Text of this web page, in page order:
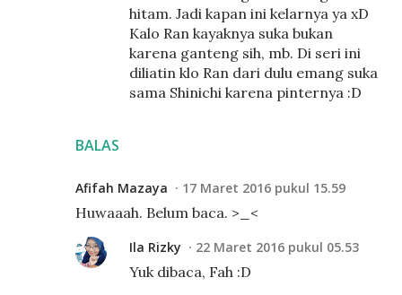
BALAS
hitam. Jadi kapan ini kelarnya ya xD
Kalo Ran kayaknya suka bukan
karena ganteng sih, mb. Di seri ini
diliatin klo Ran dari dulu emang suka
sama Shinichi karena pinternya :D
Afifah Mazaya 17 Maret 2016 pukul 15.59
Huwaaah. Belum baca. >_<
Ila Rizky 22 Maret 2016 pukul 05.53
Yuk dibaca, Fah :D